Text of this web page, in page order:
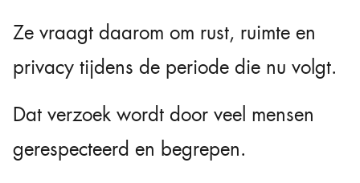
Ze vraagt daarom om rust, ruimte en
privacy tijdens de periode die nu volgt.
Dat verzoek wordt door veel mensen
gerespecteerd en begrepen.